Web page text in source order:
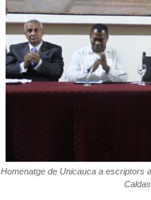
Homenatge de Unicauca a escriptors